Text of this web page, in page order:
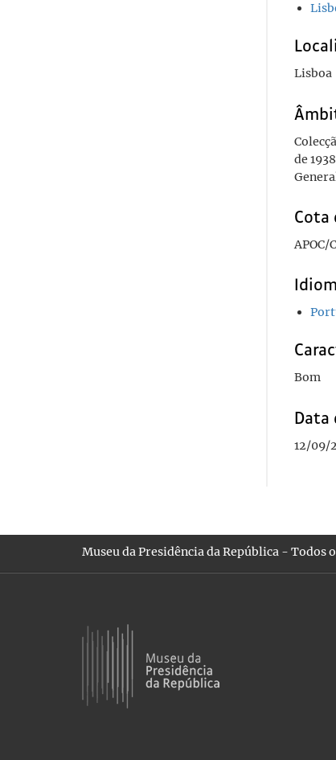
Lisboa
de
Cota
APOC/
Bom
Data
12/09/
Museu da Presidência da República - Todos